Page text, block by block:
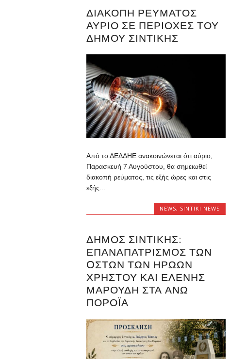
ΔΙΑΚΟΠΉ ΡΕΎΜΑΤΟΣ
ΑΎΡΙΟ ΣΕ ΠΕΡΙΟΧΈΣ ΤΟΥ
ΔΉΜΟΥ ΣΙΝΤΙΚΉΣ
Από το ΔΕΔΔΗΕ ανακοινώνεται ότι αύριο,
Παρασκευή 7 Αυγούστου, θα σημειωθεί
διακοπή ρεύματος, τις εξής ώρες και στις
εξής...
NEWS, SINTIKI NEWS
ΔΉΜΟΣ ΣΙΝΤΙΚΉΣ:
ΕΠΑΝΑΠΑΤΡΙΣΜΌΣ ΤΩΝ
OΣΤΏΝ ΤΩΝ ΗΡΏΩΝ
ΧΡΉΣΤΟΥ ΚΑΙ ΕΛΈΝΗΣ
ΜΑΡΟΎΔΗ ΣΤΑ ΑΝΩ
ΠΟΡΌΪΑ